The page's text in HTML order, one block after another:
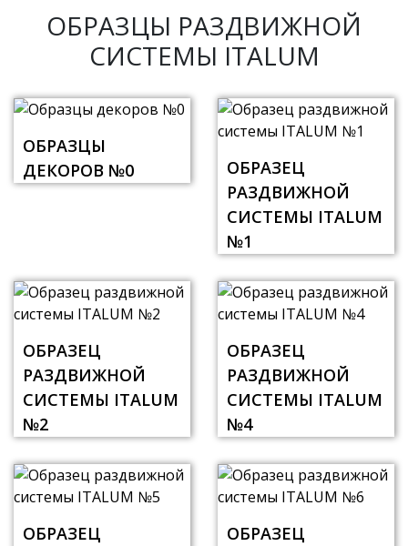
ОБРАЗЦЫ РАЗДВИЖНОЙ
СИСТЕМЫ ITALUM
ОБРАЗЦЫ
ДЕКОРОВ №0
ОБРАЗЕЦ
РАЗДВИЖНОЙ
СИСТЕМЫ ITALUM
№1
ОБРАЗЕЦ
РАЗДВИЖНОЙ
СИСТЕМЫ ITALUM
№2
ОБРАЗЕЦ
РАЗДВИЖНОЙ
СИСТЕМЫ ITALUM
№4
ОБРАЗЕЦ
ОБРАЗЕЦ